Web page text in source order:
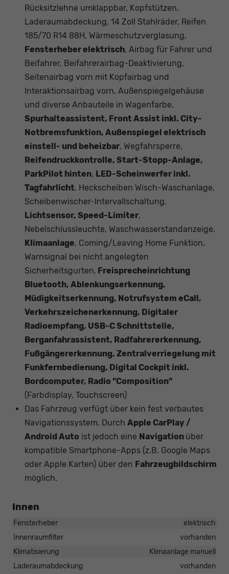
Rücksitzlehne umklappbar, Kopfstützen,
Laderaumabdeckung, 14 Zoll Stahlräder, Reifen
185/70 R14 88H, Wärmeschutzverglasung,
Fensterheber elektrisch, Airbag für Fahrer und
Beifahrer, Beifahrerairbag-Deaktivierung,
Seitenairbag vorn mit Kopfairbag und
Interaktionsairbag vorn, Außenspiegelgehäuse
und diverse Anbauteile in Wagenfarbe,
Spurhalteassistent, Front Assist inkl. City-
Notbremsfunktion, Außenspiegel elektrisch
einstell- und beheizbar, Wegfahrsperre,
Reifendruckkontrolle, Start-Stopp-Anlage,
ParkPilot hinten, LED-Scheinwerfer inkl.
Tagfahrlicht, Heckscheiben Wisch-Waschanlage,
Scheibenwischer-Intervallschaltung,
Lichtsensor, Speed-Limiter,
Nebelschlussleuchte, Waschwasserstandanzeige,
Klimaanlage, Coming/Leaving Home Funktion,
Warnsignal bei nicht angelegten
Sicherheitsgurten, Freisprecheinrichtung
Bluetooth, Ablenkungserkennung,
Müdigkeitserkennung, Notrufsystem eCall,
Verkehrszeichenerkennung, Digitaler
Radioempfang, USB-C Schnittstelle,
Berganfahrassistent, Radfahrererkennung,
Fußgängererkennung, Zentralverriegelung mit
Funkfernbedienung, Digital Cockpit inkl.
Bordcomputer, Radio "Composition"
(Farbdisplay, Touchscreen)
Das Fahrzeug verfügt über kein fest verbautes
Navigationssystem. Durch Apple CarPlay /
Android Auto ist jedoch eine Navigation über
kompatible Smartphone-Apps (z.B. Google Maps
oder Apple Karten) über den Fahrzeugbildschirm
möglich.
Innen
Fensterheber
elektrisch
Innenraumfilter
vorhanden
Klimatisierung
Klimaanlage manuell
Laderaumabdeckung
vorhanden